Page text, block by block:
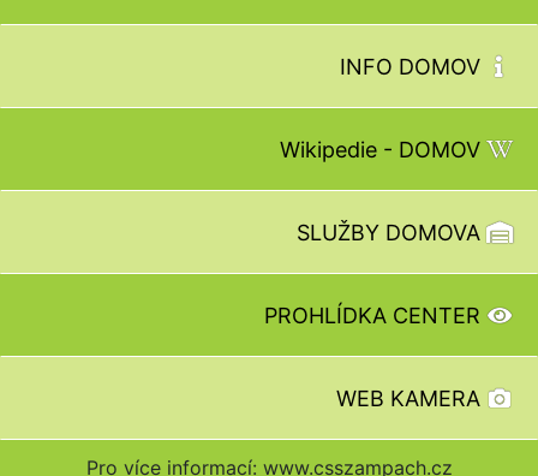
INFO DOMOV
Wikipedie - DOMOV
SLUŽBY DOMOVA
PROHLÍDKA CENTER
WEB KAMERA
Pro více informací: www.csszampach.cz